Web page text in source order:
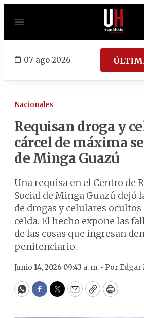
Menú
07 ago 2026
Nacionales
Requisan droga y
cárcel de máxima
de Minga Guazú
Una requisa en el Centro de
Social de Minga Guazú dejó
de drogas y celulares
celda. El hecho expone las
de las cosas que ingresan
penitenciario.
Junio 14, 2026 09:43 a. m. • Por Edgar
WhatsApp
Facebook
Twitter
EmailCopyPrint